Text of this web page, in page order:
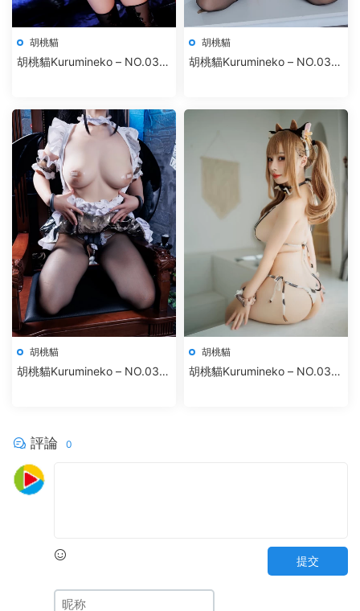
胡桃貓
胡桃貓Kurumineko – NO.037
胡桃貓
胡桃貓Kurumineko – NO.036
胡桃貓
胡桃貓Kurumineko – NO.035
胡桃貓
胡桃貓Kurumineko – NO.034
評論 0
提交